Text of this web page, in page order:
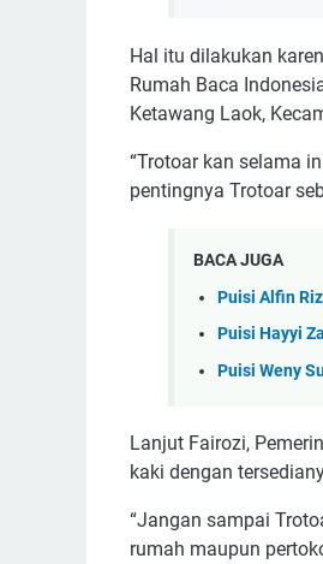
Hal itu dilakukan
Rumah Baca
Ketawang Laok,
“Trotoar kan selama
pentingnya Trotoar
BACA JUGA
Puisi Alfin
Puisi Hayyi
Puisi Weny
Lanjut Fairozi,
kaki dengan
“Jangan sampai
rumah maupun